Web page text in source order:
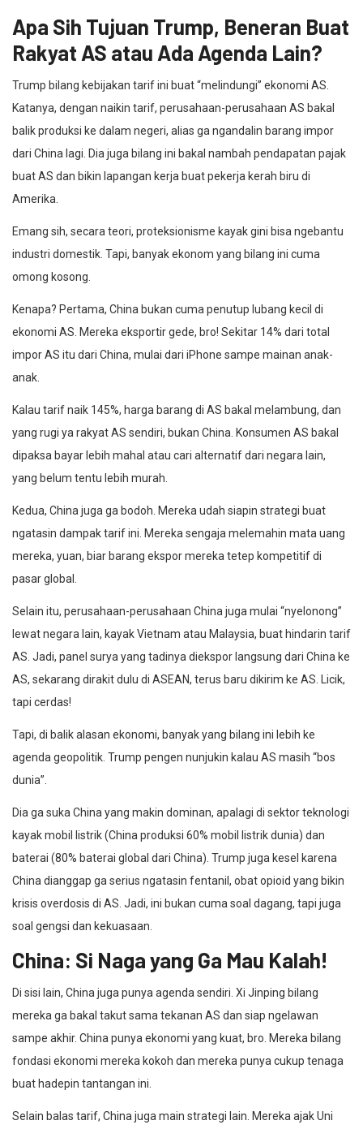
Apa Sih Tujuan Trump, Beneran Buat
Rakyat AS atau Ada Agenda Lain?
Trump bilang kebijakan tarif ini buat “melindungi” ekonomi AS.
Katanya, dengan naikin tarif, perusahaan-perusahaan AS bakal
balik produksi ke dalam negeri, alias ga ngandalin barang impor
dari China lagi. Dia juga bilang ini bakal nambah pendapatan pajak
buat AS dan bikin lapangan kerja buat pekerja kerah biru di
Amerika.
Emang sih, secara teori, proteksionisme kayak gini bisa ngebantu
industri domestik. Tapi, banyak ekonom yang bilang ini cuma
omong kosong.
Kenapa? Pertama, China bukan cuma penutup lubang kecil di
ekonomi AS. Mereka eksportir gede, bro! Sekitar 14% dari total
impor AS itu dari China, mulai dari iPhone sampe mainan anak-
anak.
Kalau tarif naik 145%, harga barang di AS bakal melambung, dan
yang rugi ya rakyat AS sendiri, bukan China. Konsumen AS bakal
dipaksa bayar lebih mahal atau cari alternatif dari negara lain,
yang belum tentu lebih murah.
Kedua, China juga ga bodoh. Mereka udah siapin strategi buat
ngatasin dampak tarif ini. Mereka sengaja melemahin mata uang
mereka, yuan, biar barang ekspor mereka tetep kompetitif di
pasar global.
Selain itu, perusahaan-perusahaan China juga mulai “nyelonong”
lewat negara lain, kayak Vietnam atau Malaysia, buat hindarin tarif
AS. Jadi, panel surya yang tadinya diekspor langsung dari China ke
AS, sekarang dirakit dulu di ASEAN, terus baru dikirim ke AS. Licik,
tapi cerdas!
Tapi, di balik alasan ekonomi, banyak yang bilang ini lebih ke
agenda geopolitik. Trump pengen nunjukin kalau AS masih “bos
dunia”.
Dia ga suka China yang makin dominan, apalagi di sektor teknologi
kayak mobil listrik (China produksi 60% mobil listrik dunia) dan
baterai (80% baterai global dari China). Trump juga kesel karena
China dianggap ga serius ngatasin fentanil, obat opioid yang bikin
krisis overdosis di AS. Jadi, ini bukan cuma soal dagang, tapi juga
soal gengsi dan kekuasaan.
China: Si Naga yang Ga Mau Kalah!
Di sisi lain, China juga punya agenda sendiri. Xi Jinping bilang
mereka ga bakal takut sama tekanan AS dan siap ngelawan
sampe akhir. China punya ekonomi yang kuat, bro. Mereka bilang
fondasi ekonomi mereka kokoh dan mereka punya cukup tenaga
buat hadepin tantangan ini.
Selain balas tarif, China juga main strategi lain. Mereka ajak Uni